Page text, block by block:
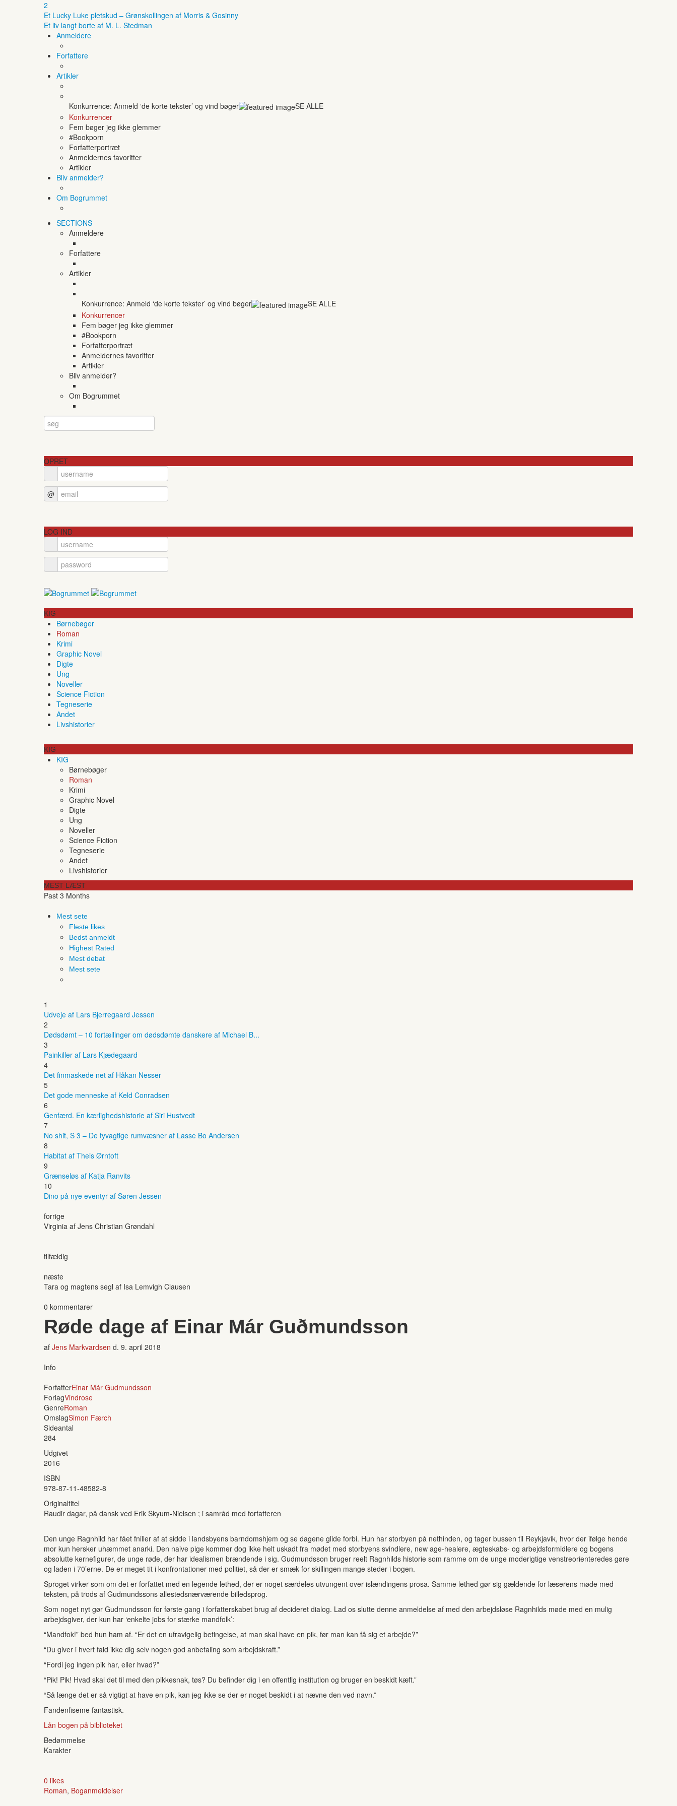
2
Et Lucky Luke pletskud – Grønskollingen af Morris & Gosinny
Et liv langt borte af M. L. Stedman
Anmeldere
Forfattere
Artikler
Konkurrence: Anmeld ‘de korte tekster’ og vind bøger
SE ALLE
Konkurrencer
Fem bøger jeg ikke glemmer
#Bookporn
Forfatterportræt
Anmeldernes favoritter
Artikler
Bliv anmelder?
Om Bogrummet
SECTIONS
Anmeldere
Forfattere
Artikler
Konkurrence: Anmeld ‘de korte tekster’ og vind bøger
SE ALLE
Konkurrencer
Fem bøger jeg ikke glemmer
#Bookporn
Forfatterportræt
Anmeldernes favoritter
Artikler
Bliv anmelder?
Om Bogrummet
OPRET
@
LOG IND
KIG
Børnebøger
Roman
Krimi
Graphic Novel
Digte
Ung
Noveller
Science Fiction
Tegneserie
Andet
Livshistorier
KIG
KIG
Børnebøger
Roman
Krimi
Graphic Novel
Digte
Ung
Noveller
Science Fiction
Tegneserie
Andet
Livshistorier
MEST LÆST
Past 3 Months
Mest sete
Fleste likes
Bedst anmeldt
Highest Rated
Mest debat
Mest sete
1
Udveje af Lars Bjerregaard Jessen
2
Dødsdømt – 10 fortællinger om dødsdømte danskere af Michael B...
3
Painkiller af Lars Kjædegaard
4
Det finmaskede net af Håkan Nesser
5
Det gode menneske af Keld Conradsen
6
Genfærd. En kærlighedshistorie af Siri Hustvedt
7
No shit, S 3 – De tyvagtige rumvæsner af Lasse Bo Andersen
8
Habitat af Theis Ørntoft
9
Grænseløs af Katja Ranvits
10
Dino på nye eventyr af Søren Jessen
forrige
Virginia af Jens Christian Grøndahl
tilfældig
næste
Tara og magtens segl af Isa Lemvigh Clausen
0 kommentarer
Røde dage af Einar Már Guðmundsson
af Jens Markvardsen d. 9. april 2018
Info
ForfatterEinar Már Gudmundsson
ForlagVindrose
GenreRoman
OmslagSimon Færch
Sideantal
284
Udgivet
2016
ISBN
978-87-11-48582-8
Originaltitel
Raudir dagar, på dansk ved Erik Skyum-Nielsen ; i samråd med forfatteren
Den unge Ragnhild har fået fniller af at sidde i landsbyens barndomshjem og se dagene glide forbi. Hun har storbyen på nethinden, og tager bussen til Reykjavik, hvor der ifølge hende
mor kun hersker uhæmmet anarki. Den naive pige kommer dog ikke helt uskadt fra mødet med storbyens svindlere, new age-healere, ægteskabs- og arbejdsformidlere og bogens
absolutte kernefigurer, de unge røde, der har idealismen brændende i sig. Gudmundsson bruger reelt Ragnhilds historie som ramme om de unge moderigtige venstreorienteredes gøre
og laden i 70’erne. De er meget tit i konfrontationer med politiet, så der er smæk for skillingen mange steder i bogen.
Sproget virker som om det er forfattet med en legende lethed, der er noget særdeles utvungent over islændingens prosa. Samme lethed gør sig gældende for læserens møde med
teksten, på trods af Gudmundssons allestedsnærværende billedsprog.
Som noget nyt gør Gudmundsson for første gang i forfatterskabet brug af decideret dialog. Lad os slutte denne anmeldelse af med den arbejdsløse Ragnhilds møde med en mulig
arbejdsgiver, der kun har ‘enkelte jobs for stærke mandfolk’:
“Mandfok!” bed hun ham af. “Er det en ufravigelig betingelse, at man skal have en pik, før man kan få sig et arbejde?”
“Du giver i hvert fald ikke dig selv nogen god anbefaling som arbejdskraft.”
“Fordi jeg ingen pik har, eller hvad?”
“Pik! Pik! Hvad skal det til med den pikkesnak, tøs? Du befinder dig i en offentlig institution og bruger en beskidt kæft.”
“Så længe det er så vigtigt at have en pik, kan jeg ikke se der er noget beskidt i at nævne den ved navn.”
Fandenfiseme fantastisk.
Lån bogen på biblioteket
Bedømmelse
Karakter
0 likes
Roman, Boganmeldelser